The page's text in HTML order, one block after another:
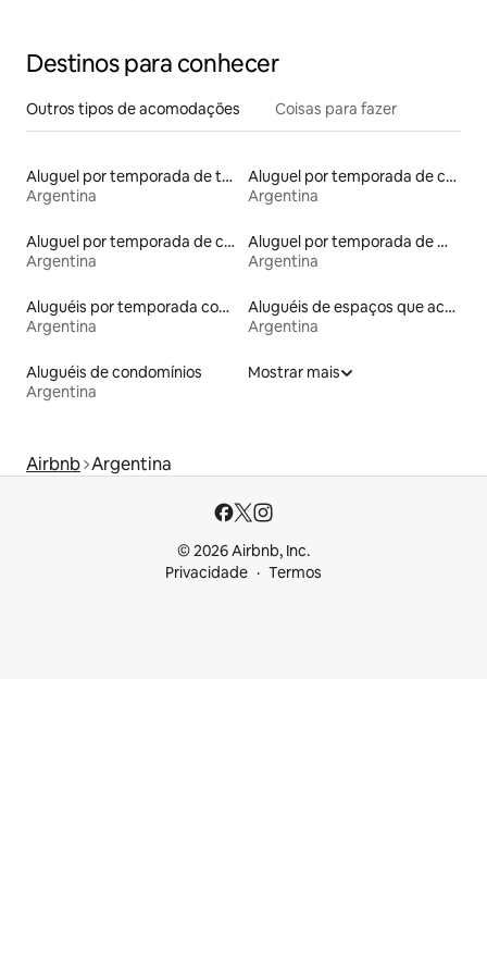
Destinos para conhecer
Outros tipos de acomodações Coisas para fazer
Aluguel por temporada de townhouses
Argentina
Aluguel por temporada de casas de veraneio
Argentina
Aluguel por temporada de casas na árvore
Argentina
Aluguel por temporada de microcasas
Argentina
Aluguéis por temporada com banheira de hidromassagem
Argentina
Aluguéis de espaços que aceitam animais de estimação
Argentina
Aluguéis de condomínios
Argentina
Mostrar mais
Airbnb Argentina
© 2026 Airbnb, Inc.
Privacidade
Termos